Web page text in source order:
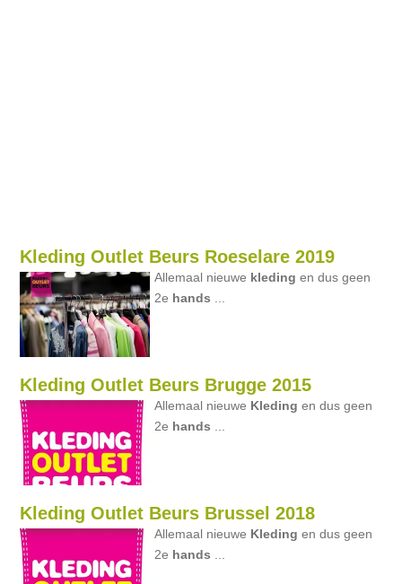
Kleding Outlet Beurs Roeselare 2019
Allemaal nieuwe kleding en dus geen
2e hands
Kleding Outlet Beurs Brugge 2015
Allemaal nieuwe Kleding en dus geen
2e hands
Kleding Outlet Beurs Brussel 2018
Allemaal nieuwe Kleding en dus geen
2e hands